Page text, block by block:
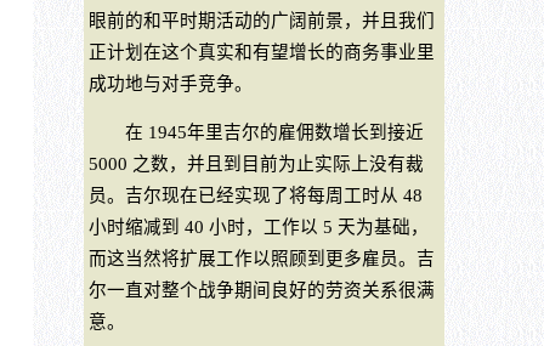
眼前的和平时期活动的广阔前景，并且我们
正计划在这个真实和有望增长的商务事业里
成功地与对手竞争。
在 1945年里吉尔的雇佣数增长到接近
5000 之数，并且到目前为止实际上没有裁
员。吉尔现在已经实现了将每周工时从 48
小时缩减到 40 小时，工作以 5 天为基础，
而这当然将扩展工作以照顾到更多雇员。吉
尔一直对整个战争期间良好的劳资关系很满
意。